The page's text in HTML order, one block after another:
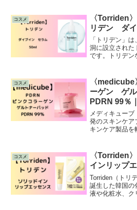
下地効果を一
が良くなるデ
ね塗りが必要な
整い、重くならず
コスメ
〈Torriden
リデン ダイ
「トリデン」
洞に設立された
です。トリデン
ンセラムは、
酸を配合され
り肌にいき渡
５種類ヒアルロ
コスメ
〈
ーゲン ゲ
PDRN 99％
メディキューブ
発のスキンケア
キンケア製品を
めています。
SNSで話題・
高純度のサーモ
したトラブル跡
コスメ
〈Torriden
インリップ
Torriden（トリ
誕生した韓国の
液や化粧水、ク